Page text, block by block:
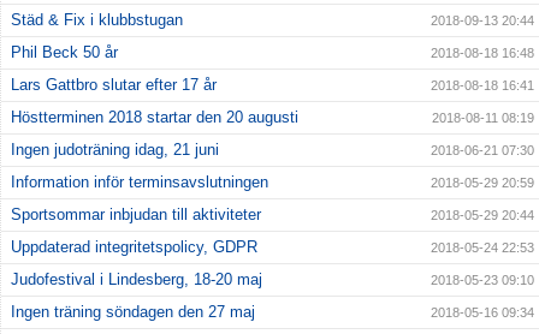
Städ & Fix i klubbstugan 2018-09-13 20:44
Phil Beck 50 år 2018-08-18 16:48
Lars Gattbro slutar efter 17 år 2018-08-18 16:41
Höstterminen 2018 startar den 20 augusti 2018-08-11 08:19
Ingen judoträning idag, 21 juni 2018-06-21 07:30
Information inför terminsavslutningen 2018-05-29 20:59
Sportsommar inbjudan till aktiviteter 2018-05-29 20:44
Uppdaterad integritetspolicy, GDPR 2018-05-24 22:53
Judofestival i Lindesberg, 18-20 maj 2018-05-23 09:10
Ingen träning söndagen den 27 maj 2018-05-16 09:34